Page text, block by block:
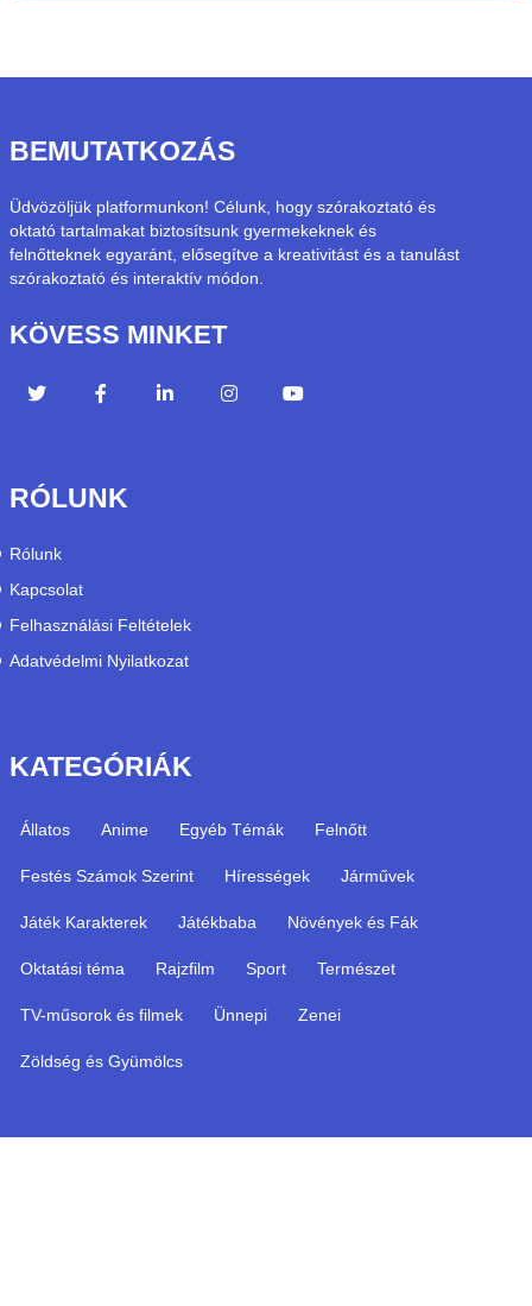
BEMUTATKOZÁS
Üdvözöljük platformunkon! Célunk, hogy szórakoztató és
oktató tartalmakat biztosítsunk gyermekeknek és
felnőtteknek egyaránt, elősegítve a kreativitást és a tanulást
szórakoztató és interaktív módon.
KÖVESS MINKET
RÓLUNK
Rólunk
Kapcsolat
Felhasználási Feltételek
Adatvédelmi Nyilatkozat
KATEGÓRIÁK
Állatos Anime Egyéb Témák Felnőtt
Festés Számok Szerint Hírességek Járművek
Játék Karakterek Játékbaba Növények és Fák
Oktatási téma Rajzfilm Sport Természet
TV-műsorok és filmek Ünnepi Zenei
Zöldség és Gyümölcs